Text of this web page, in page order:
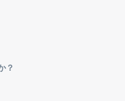
？